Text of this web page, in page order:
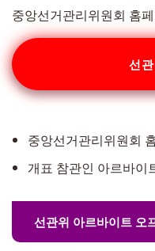
중앙선거관리위원회 홈
선
중앙선거관리위원회
개표 참관인 아르바이
선관위 아르바이트 오